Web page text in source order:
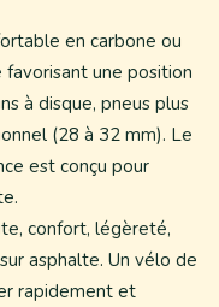
en carbone ou
une position
à disque, pneus plus
(28 à 32 mm). Le
est conçu pour
confort, légèreté,
asphalte. Un vélo de
rapidement et